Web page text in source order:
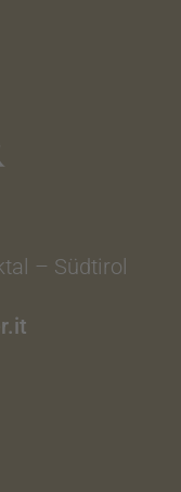
– Südtirol